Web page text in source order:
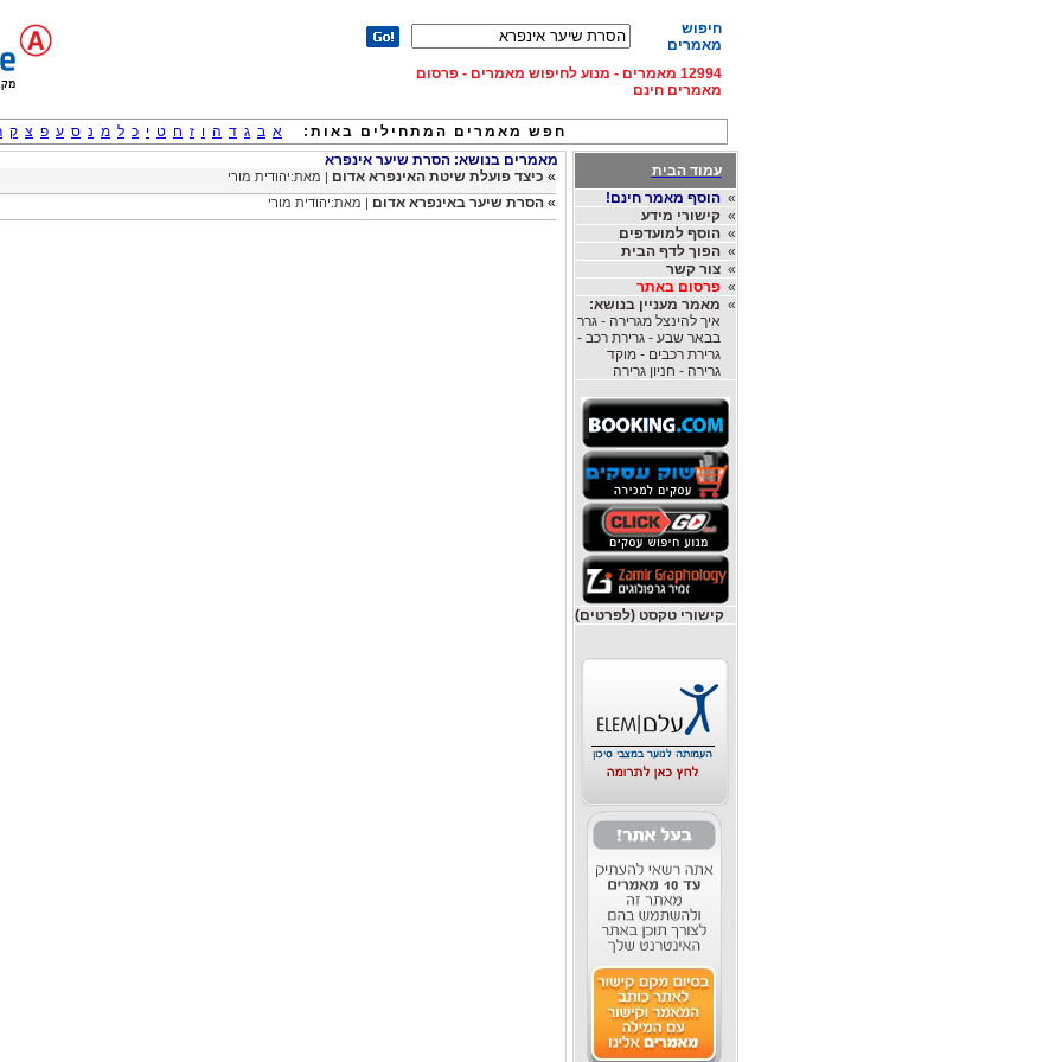
חיפוש
מאמרים
12994 מאמרים - מנוע לחיפוש מאמרים - פרסום
מאמרים חינם
חפש מאמרים המתחילים באות: א ב ג ד ה ו ז ח ט י כ ל מ נ ס ע פ צ ק
עמוד הבית
»הוסף מאמר חינם!
»קישורי מידע
»הוסף למועדפים
»הפוך לדף הבית
»צור קשר
»פרסום באתר
» מאמר מעניין בנושא:
איך להינצל מגרירה - גרר
בבאר שבע - גרירת רכב -
גרירת רכבים - מוקד
גרירה - חניון גרירה
קישורי טקסט (לפרטים)
מאמרים בנושא: הסרת שיער אינפרא
» כיצד פועלת שיטת האינפרא אדום | מאת:יהודית מורי
» הסרת שיער באינפרא אדום | מאת:יהודית מורי